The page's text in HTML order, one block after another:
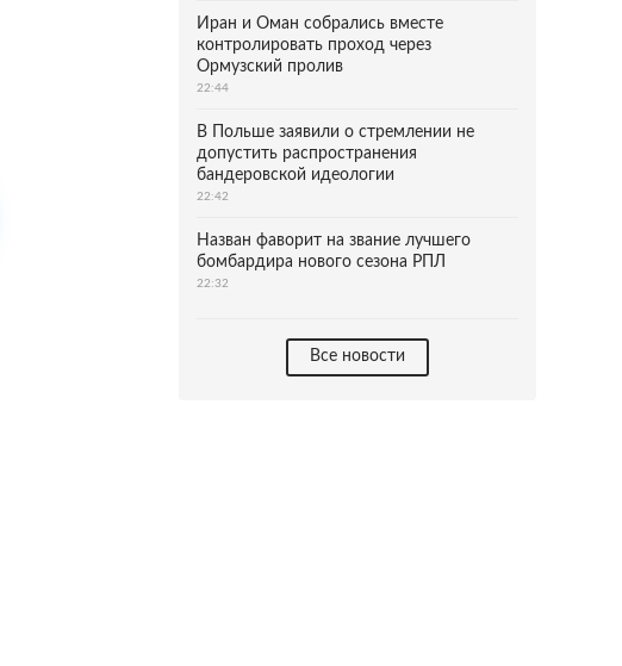
Иран и Оман собрались вместе
контролировать проход через
Ормузский пролив
22:44
В Польше заявили о стремлении не
допустить распространения
бандеровской идеологии
22:42
Назван фаворит на звание лучшего
бомбардира нового сезона РПЛ
22:32
Все новости